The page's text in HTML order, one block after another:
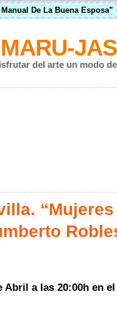
De La Buena Esposa”
MARU-
del arte un modo
a las 20:00h en